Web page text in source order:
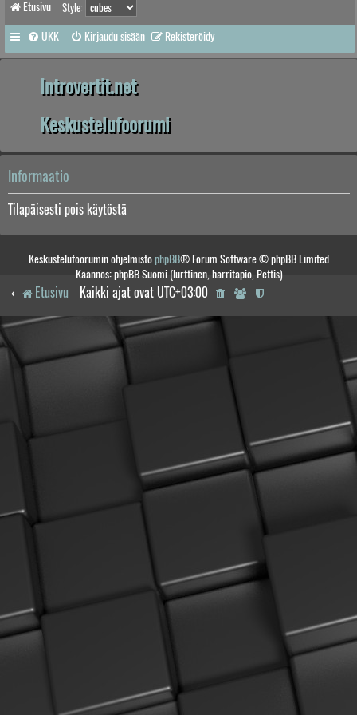
Etusivu Style:
UKK Kirjaudu sisään Rekisteröidy
Introvertit.net
Keskustelufoorumi
Informaatio
Tilapäisesti pois käytöstä
Keskustelufoorumin ohjelmistophpBB® Forum Software © phpBB Limited
Käännös: phpBB Suomi (lurttinen, harritapio, Pettis)
Etusivu Kaikki ajat ovat UTC+03:00